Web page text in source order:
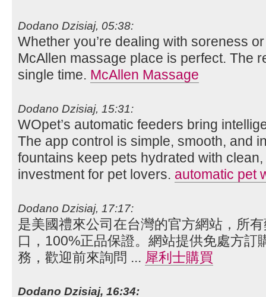
Dodano Dzisiaj, 05:38:
Whether you’re dealing with soreness
McAllen massage place is perfect. The
single time. McAllen Massage
Dodano Dzisiaj, 15:31:
WOpet’s automatic feeders bring
The app control is simple, smooth, and
fountains keep pets hydrated with
investment for pet lovers. automatic pet
Dodano Dzisiaj, 17:17:
是美國禮來公司在台灣的官方網站，所
口，100%正品保證。網站提供免處方訂
務，歡迎前來詢問 ... 犀利士購買
Dodano Dzisiaj, 16:34: